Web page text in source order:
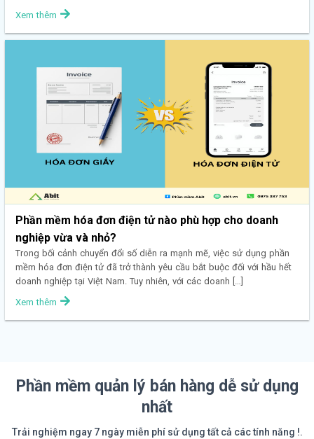
Xem thêm
Phần mềm hóa đơn điện tử nào phù hợp cho doanh
nghiệp vừa và nhỏ?
Trong bối cảnh chuyển đổi số diễn ra mạnh mẽ, việc sử dụng phần
mềm hóa đơn điện tử đã trở thành yêu cầu bắt buộc đối với hầu hết
doanh nghiệp tại Việt Nam. Tuy nhiên, với các doanh […]
Xem thêm
Phần mềm quản lý bán hàng dễ sử dụng
nhất
Trải nghiệm ngay 7 ngày miễn phí sử dụng tất cả các tính năng !.